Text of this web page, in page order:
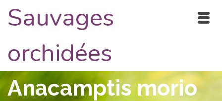
Sauvages
orchidées
Anacamptis morio